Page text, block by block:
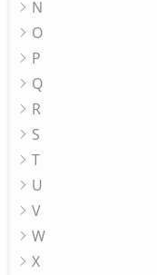
N
O
P
Q
R
S
T
U
V
W
X